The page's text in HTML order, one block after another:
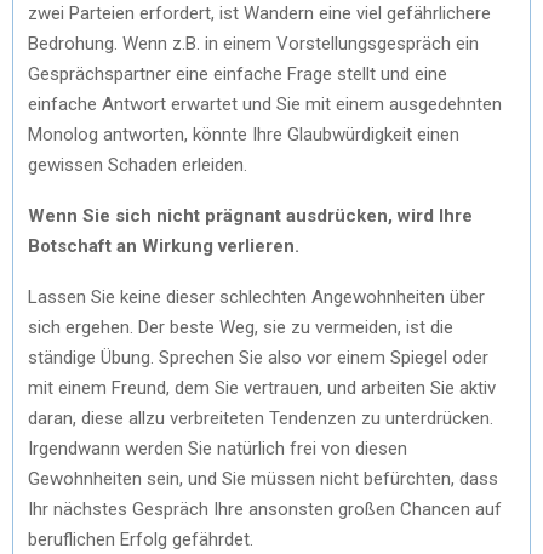
zwei Parteien erfordert, ist Wandern eine viel gefährlichere
Bedrohung. Wenn z.B. in einem Vorstellungsgespräch ein
Gesprächspartner eine einfache Frage stellt und eine
einfache Antwort erwartet und Sie mit einem ausgedehnten
Monolog antworten, könnte Ihre Glaubwürdigkeit einen
gewissen Schaden erleiden.
Wenn Sie sich nicht prägnant ausdrücken, wird Ihre
Botschaft an Wirkung verlieren.
Lassen Sie keine dieser schlechten Angewohnheiten über
sich ergehen. Der beste Weg, sie zu vermeiden, ist die
ständige Übung. Sprechen Sie also vor einem Spiegel oder
mit einem Freund, dem Sie vertrauen, und arbeiten Sie aktiv
daran, diese allzu verbreiteten Tendenzen zu unterdrücken.
Irgendwann werden Sie natürlich frei von diesen
Gewohnheiten sein, und Sie müssen nicht befürchten, dass
Ihr nächstes Gespräch Ihre ansonsten großen Chancen auf
beruflichen Erfolg gefährdet.